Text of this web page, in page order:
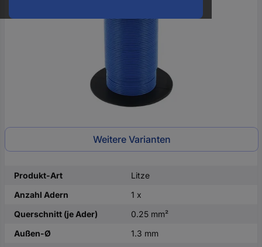
Weitere Varianten
Produkt-Art
Litze
Anzahl Adern
1 x
Querschnitt (je Ader)
0.25 mm²
Außen-Ø
1.3 mm